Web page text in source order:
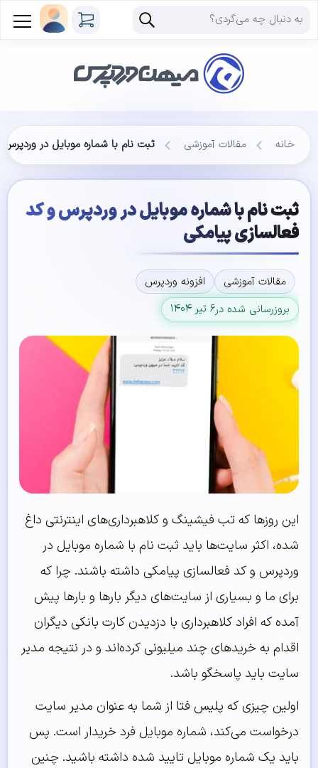
خانه مقالات آموزشی ثبت نام با شماره موبایل در
ثبت نام با شماره موبایل در وردپرس و کد
فعالسازی پیامکی
مقالات آموزشی
افزونه وردپرس
بروزرسانی شده در۶ تیر ۱۴۰۴
این روز‌ها که تب فیشینگ و کلاهبرداری‌های اینترنتی داغ
شده، اکثر سایت‌ها باید ثبت نام با شماره موبایل در
وردپرس و کد فعالسازی پیامکی داشته باشند. چرا که
برای ما و بسیاری از سایت‌های دیگر بارها و بارها پیش
آمده که افراد کلاهبرداری با دزدیدن کارت بانکی دیگران
اقدام به خریدهای چند میلیونی کرده‌اند و در نتیجه مدیر
سایت باید پاسخگو باشد.
اولین چیزی که پلیس فتا از شما به عنوان مدیر سایت
درخواست می‌کند، شماره موبایل فرد خریدار است. پس
باید یک شماره موبایل تایید شده داشته باشید. چنین